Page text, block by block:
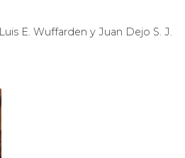
E. Wuffarden y Juan Dejo S. J.